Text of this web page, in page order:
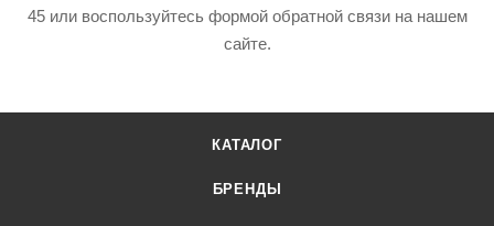
45 или воспользуйтесь формой обратной связи на нашем
сайте.
КАТАЛОГ
БРЕНДЫ